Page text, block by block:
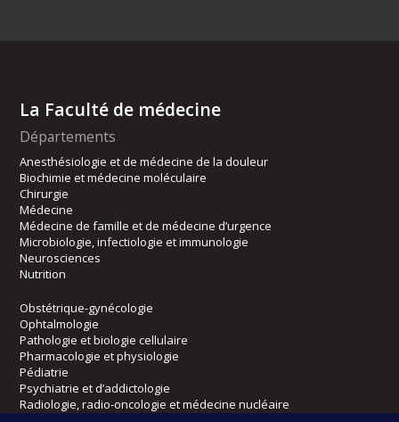
La Faculté de médecine
Départements
Anesthésiologie et de médecine de la douleur
Biochimie et médecine moléculaire
Chirurgie
Médecine
Médecine de famille et de médecine d’urgence
Microbiologie, infectiologie et immunologie
Neurosciences
Nutrition
Obstétrique-gynécologie
Ophtalmologie
Pathologie et biologie cellulaire
Pharmacologie et physiologie
Pédiatrie
Psychiatrie et d’addictologie
Radiologie, radio-oncologie et médecine nucléaire